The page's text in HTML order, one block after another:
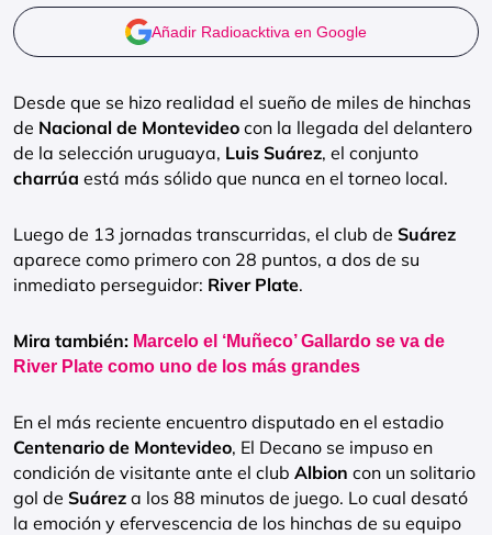
Añadir Radioacktiva en Google
Desde que se hizo realidad el sueño de miles de hinchas
de Nacional de Montevideo con la llegada del delantero
de la selección uruguaya, Luis Suárez, el conjunto
charrúa está más sólido que nunca en el torneo local.
Luego de 13 jornadas transcurridas, el club de Suárez
aparece como primero con 28 puntos, a dos de su
inmediato perseguidor: River Plate.
Mira también: Marcelo el ‘Muñeco’ Gallardo se va de
River Plate como uno de los más grandes
En el más reciente encuentro disputado en el estadio
Centenario de Montevideo, El Decano se impuso en
condición de visitante ante el club Albion con un solitario
gol de Suárez a los 88 minutos de juego. Lo cual desató
la emoción y efervescencia de los hinchas de su equipo